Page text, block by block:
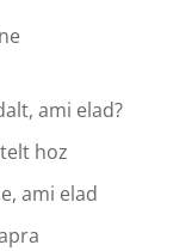
ami elad?
hoz
ami elad